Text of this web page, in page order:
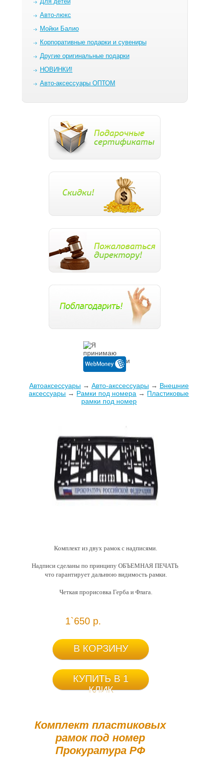
Авто-люкс
Мойки Балио
Корпоративные подарки и сувениры
Другие оригинальные подарки
НОВИНКИ!
Авто-аксессуары ОПТОМ
Автоаксессуары→ Авто-акссессуары→ Внешние
аксессуары → Рамки под номера → Пластиковые
рамки под номер
Комплект пластиковых
рамок под номер
Прокуратура РФ
Комплект из двух рамок с надписями.
Надписи сделаны по принципу ОБЪЕМНАЯ ПЕЧАТЬ,
что гарантирует дальнюю видимость рамки.
Четкая прорисовка Герба и Флага.
1`650 р.
В КОРЗИНУ
КУПИТЬ В 1
КЛИК